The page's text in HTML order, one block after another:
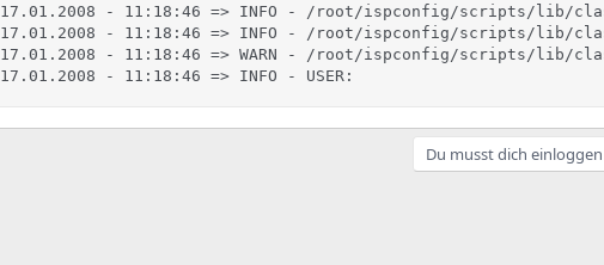
17.01.2008 - 11:18:46 => INFO - /root/ispconfig/scripts/lib/
17.01.2008 - 11:18:46 => INFO - /root/ispconfig/scripts/lib/
17.01.2008 - 11:18:46 => WARN - /root/ispconfig/scripts/lib/
17.01.2008 - 11:18:46 => INFO - USER:
Du musst dich